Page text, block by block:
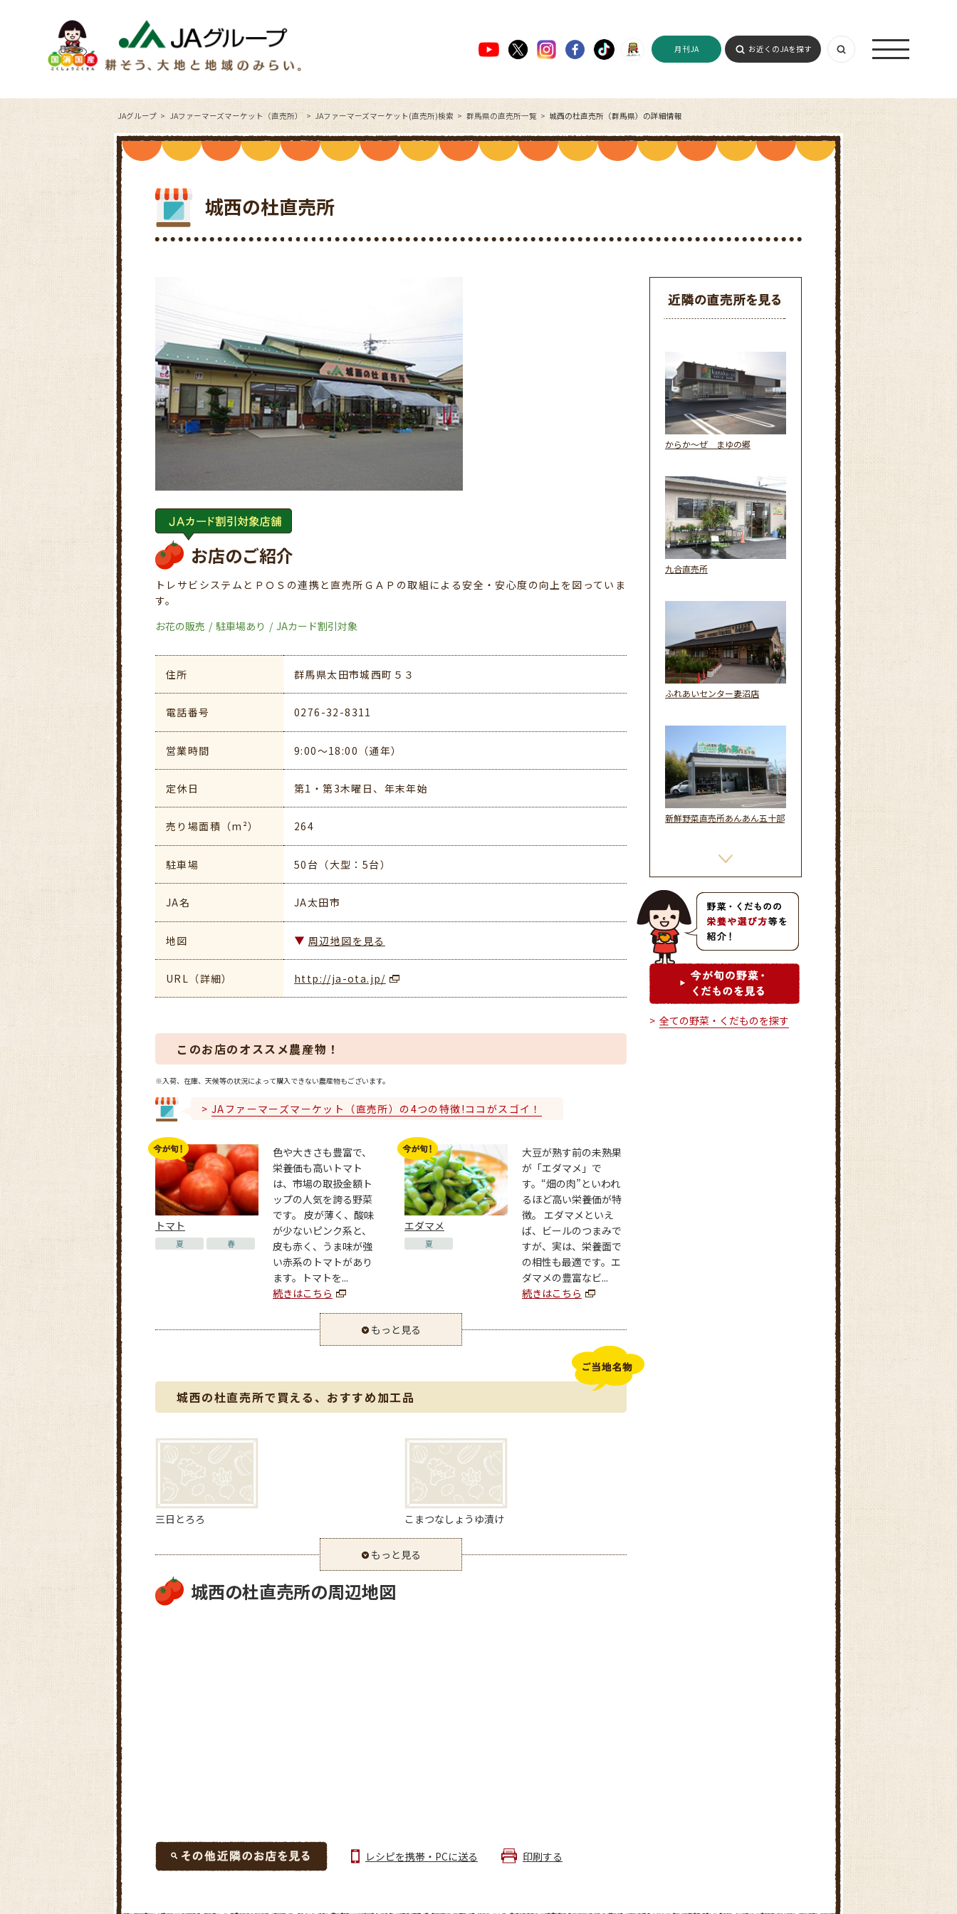
月刊JA お近くのJAを探す
JAグループ JAファーマーズマーケット（直売所） JAファーマーズマーケット(直売所)検索 群馬県の直売所一覧 城西の杜直売所（群馬県）の詳細情報
城西の杜直売所
お店のご紹介
トレサビシステムとＰＯＳの連携と直売所ＧＡＰの取組による安全・安心度の向上を図っていま
す。
お花の販売
駐車場あり JAカード割引対象
住所 群馬県太田市城西町５３
電話番号 0276-32-8311
営業時間 9:00～18:00（通年）
定休日 第1・第3木曜日、年末年始
売り場面積（m²） 264
駐車場 50台（大型：5台）
JA名 JA太田市
地図 周辺地図を見る
URL（詳細） http://ja-ota.jp/
このお店のオススメ農産物！
※入荷、在庫、天候等の状況によって購入できない農産物もございます。
JAファーマーズマーケット（直売所）の4つの特徴!ココがスゴイ！
トマト
夏 春
色や大きさも豊富で、
栄養価も高いトマト
は、市場の取扱金額ト
ップの人気を誇る野菜
です。 皮が薄く、酸味
が少ないピンク系と、
皮も赤く、うま味が強
い赤系のトマトがあり
ます。トマトを...
続きはこちら
エダマメ
夏
大豆が熟す前の未熟果
が「エダマメ」で
す。“畑の肉”といわれ
るほど高い栄養価が特
徴。 エダマメといえ
ば、ビールのつまみで
すが、実は、栄養面で
の相性も最適です。エ
ダマメの豊富なビ...
続きはこちら
もっと見る
城西の杜直売所で買える、おすすめ加工品
三日とろろ こまつなしょうゆ漬け
もっと見る
城西の杜直売所の周辺地図
レシピを携帯・PCに送る 印刷する
からか～ぜ まゆの郷
九合直売所
ふれあいセンター妻沼店
新鮮野菜直売所あんあん五十部
新鮮野菜直売所あんあん葉鹿
全ての野菜・くだものを探す